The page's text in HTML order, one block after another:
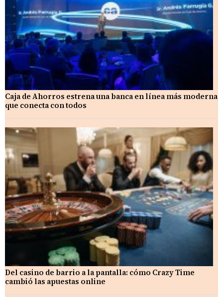
Caja de Ahorros estrena una banca en línea más moderna
que conecta con todos
Del casino de barrio a la pantalla: cómo Crazy Time
cambió las apuestas online